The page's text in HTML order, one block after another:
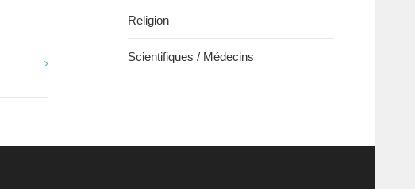
Religion
Scientifiques / Médecins